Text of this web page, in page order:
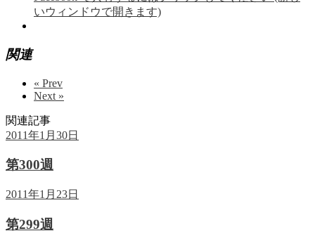
いウィンドウで開きます)
関連
« Prev
Next »
関連記事
2011年1月30日
第300週
2011年1月23日
第299週